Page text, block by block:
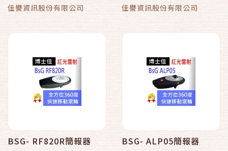
佳譽資訊股份有限公司 佳譽資訊股份有限公司
BSG- RF820R簡報器 BSG- ALP05簡報器